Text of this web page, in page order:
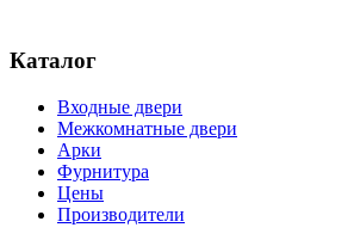
Каталог
Входные двери
Межкомнатные двери
Арки
Фурнитура
Цены
Производители